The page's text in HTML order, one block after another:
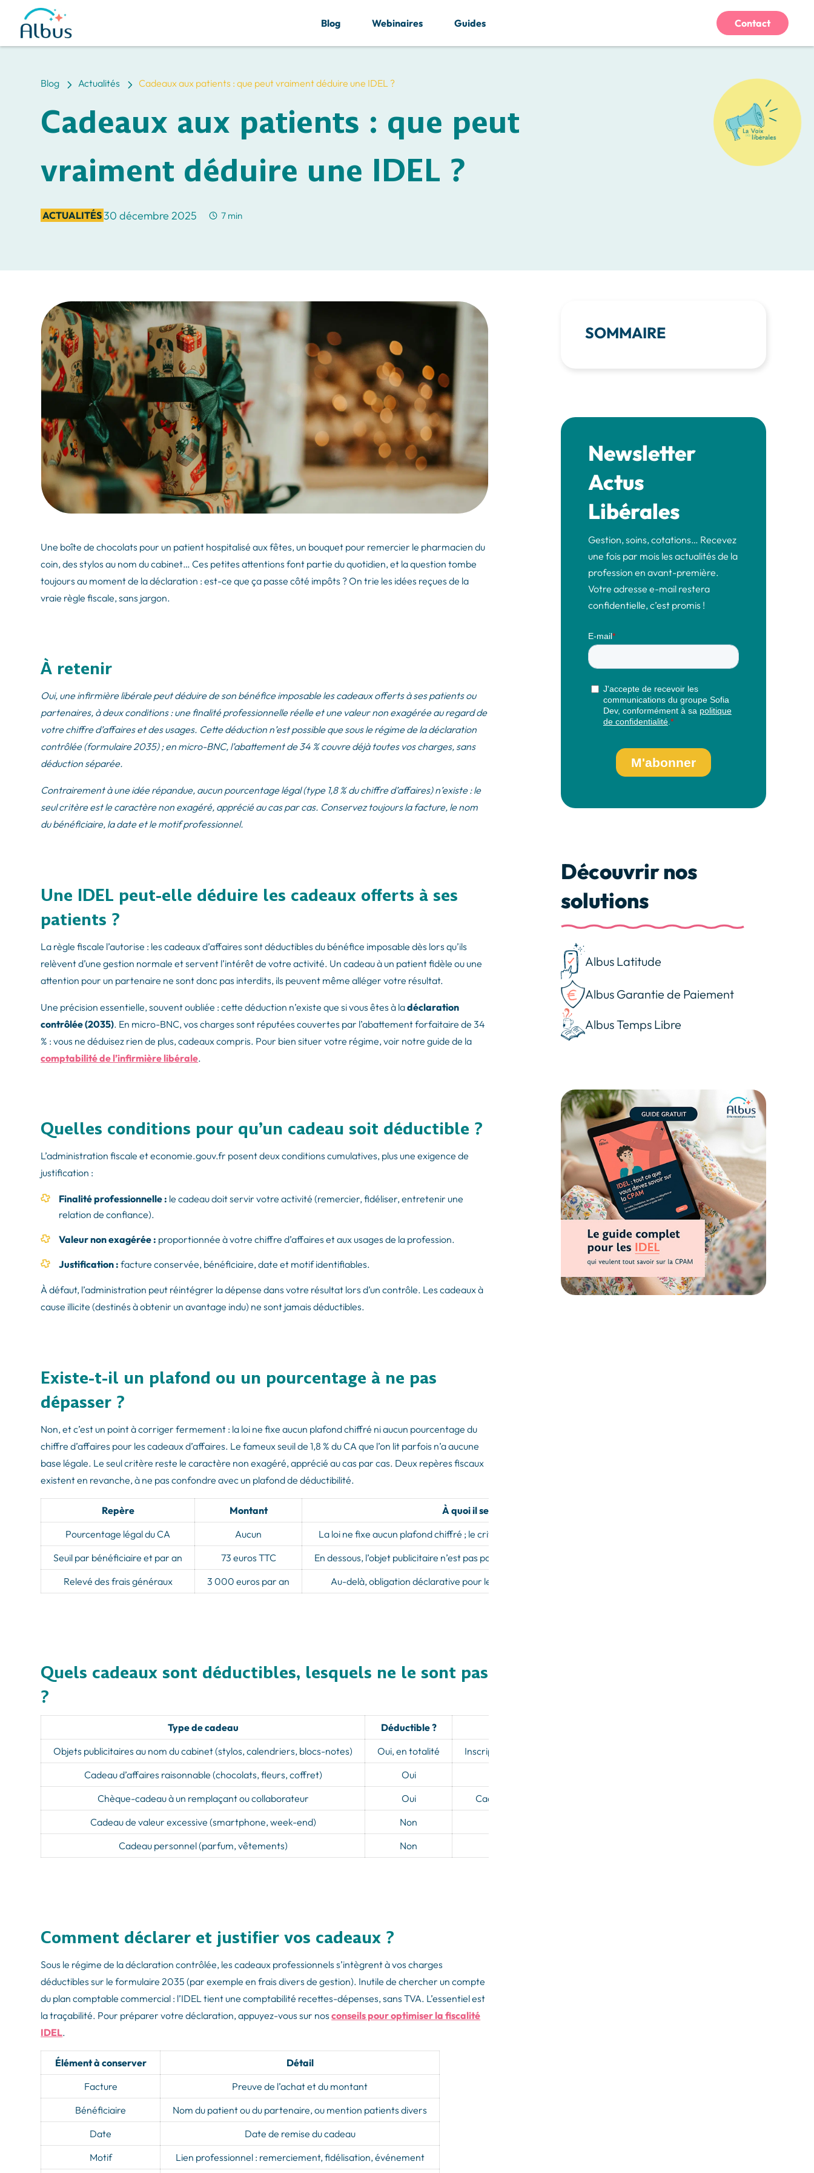
Blog 5 Actualités 5 Cadeaux aux patients : que peut vraiment déduire une IDEL ?
Cadeaux aux patients : que peut
vraiment déduire une IDEL ?
ACTUALITÉS30 décembre 2025 7 min
Une boîte de chocolats pour un patient hospitalisé aux fêtes, un bouquet pour remercier le pharmacien du
coin, des stylos au nom du cabinet… Ces petites attentions font partie du quotidien, et la question tombe
toujours au moment de la déclaration : est-ce que ça passe côté impôts ? On trie les idées reçues de la
vraie règle fiscale, sans jargon.
À retenir
Oui, une infirmière libérale peut déduire de son bénéfice imposable les cadeaux offerts à ses patients ou
partenaires, à deux conditions : une finalité professionnelle réelle et une valeur non exagérée au regard de
votre chiffre d’affaires et des usages. Cette déduction n’est possible que sous le régime de la déclaration
contrôlée (formulaire 2035) ; en micro-BNC, l’abattement de 34 % couvre déjà toutes vos charges, sans
déduction séparée.
Contrairement à une idée répandue, aucun pourcentage légal (type 1,8 % du chiffre d’affaires) n’existe : le
seul critère est le caractère non exagéré, apprécié au cas par cas. Conservez toujours la facture, le nom
du bénéficiaire, la date et le motif professionnel.
Une IDEL peut-elle déduire les cadeaux offerts à ses
patients ?
La règle fiscale l’autorise : les cadeaux d’affaires sont déductibles du bénéfice imposable dès lors qu’ils
relèvent d’une gestion normale et servent l’intérêt de votre activité. Un cadeau à un patient fidèle ou une
attention pour un partenaire ne sont donc pas interdits, ils peuvent même alléger votre résultat.
Une précision essentielle, souvent oubliée : cette déduction n’existe que si vous êtes à ladéclaration
contrôlée (2035). En micro-BNC, vos charges sont réputées couvertes par l’abattement forfaitaire de 34
% : vous ne déduisez rien de plus, cadeaux compris. Pour bien situer votre régime, voir notre guide de la
comptabilité de l’infirmière libérale.
Quelles conditions pour qu’un cadeau soit déductible ?
L’administration fiscale et economie.gouv.fr posent deux conditions cumulatives, plus une exigence de
justification :
Finalité professionnelle : le cadeau doit servir votre activité (remercier, fidéliser, entretenir une
relation de confiance).
Valeur non exagérée : proportionnée à votre chiffre d’affaires et aux usages de la profession.
Justification :facture conservée, bénéficiaire, date et motif identifiables.
À défaut, l’administration peut réintégrer la dépense dans votre résultat lors d’un contrôle. Les cadeaux à
cause illicite (destinés à obtenir un avantage indu) ne sont jamais déductibles.
Existe-t-il un plafond ou un pourcentage à ne pas
dépasser ?
Non, et c’est un point à corriger fermement : la loi ne fixe aucun plafond chiffré ni aucun pourcentage du
chiffre d’affaires pour les cadeaux d’affaires. Le fameux seuil de 1,8 % du CA que l’on lit parfois n’a aucune
base légale. Le seul critère reste le caractère non exagéré, apprécié au cas par cas. Deux repères fiscaux
existent en revanche, à ne pas confondre avec un plafond de déductibilité.
Repère Montant
À quoi il sert
Pourcentage légal du CA
Aucun
La loi ne fixe aucun plafond chiffré ; le critère est la valeur non exagérée
Seuil par bénéficiaire et par an
73 euros TTC
En dessous, l’objet publicitaire n’est pas porté au relevé des frais généraux
Relevé des frais généraux
3 000 euros par an Au-delà, obligation déclarative pour les sociétés (formulaire 2067)
Quels cadeaux sont déductibles, lesquels ne le sont pas
?
Type de cadeau Déductible ?
Objets publicitaires au nom du cabinet (stylos, calendriers, blocs-notes)
Oui, en totalité
Inscription publicitaire indélébile ; relèvent des frais de communication
Cadeau d’affaires raisonnable (chocolats, fleurs, coffret)
Oui
Chèque-cadeau à un remplaçant ou collaborateur
Oui
Cadre professionnel ; ne doit pas être requalifié en rémunération
Cadeau de valeur excessive (smartphone, week-end)
Non
Cadeau personnel (parfum, vêtements)
Non
Comment déclarer et justifier vos cadeaux ?
Sous le régime de la déclaration contrôlée, les cadeaux professionnels s’intègrent à vos charges
déductibles sur le formulaire 2035 (par exemple en frais divers de gestion). Inutile de chercher un compte
du plan comptable commercial : l’IDEL tient une comptabilité recettes-dépenses, sans TVA. L’essentiel est
la traçabilité. Pour préparer votre déclaration, appuyez-vous sur nosconseils pour optimiser la fiscalité
IDEL.
Élément à conserver
Détail
Facture
Preuve de l’achat et du montant
Bénéficiaire
Nom du patient ou du partenaire, ou mention patients divers
Date
Date de remise du cadeau
Motif
Lien professionnel : remerciement, fidélisation, événement
SOMMAIRE
Newsletter
Actus
Libérales
Gestion, soins, cotations… Recevez
une fois par mois les actualités de la
profession en avant-première.
Votre adresse e-mail restera
confidentielle, c’est promis !
Découvrir nos
solutions
Albus Latitude
Albus Garantie de Paiement
Albus Temps Libre
Blog Webinaires Guides Contact